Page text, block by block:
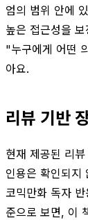
엄의 범위 안에
높은 접근성을
"누구에게 어떤
아요.
리뷰 기반
현재 제공된 리
인용은 확인되지
코믹만화 독자
준으로 보면, 이